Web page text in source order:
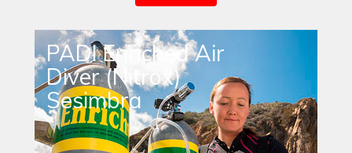
PADI Enriched Air
Diver (Nitrox)
Sesimbra